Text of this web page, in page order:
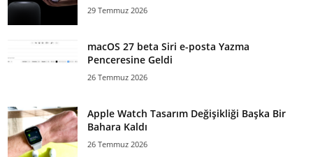
29 Temmuz 2026
macOS 27 beta Siri e-posta Yazma
Penceresine Geldi
26 Temmuz 2026
Apple Watch Tasarım Değişikliği Başka Bir
Bahara Kaldı
26 Temmuz 2026